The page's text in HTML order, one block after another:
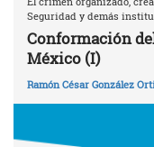
Seguridad y demás
Conformación
México (I)
Ramón César González